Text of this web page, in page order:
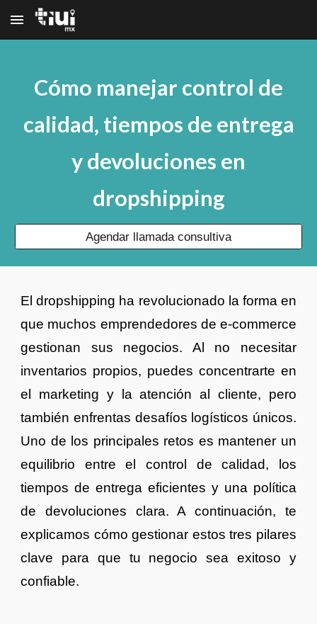
Skip to main content
Cómo manejar control de
calidad, tiempos de entrega
y devoluciones en
dropshipping
Agendar llamada consultiva
El dropshipping ha revolucionado la forma en
que muchos emprendedores de e-commerce
gestionan sus negocios. Al no necesitar
inventarios propios, puedes concentrarte en
el marketing y la atención al cliente, pero
también enfrentas desafíos logísticos únicos.
Uno de los principales retos es mantener un
equilibrio entre el control de calidad, los
tiempos de entrega eficientes y una política
de devoluciones clara. A continuación, te
explicamos cómo gestionar estos tres pilares
clave para que tu negocio sea exitoso y
confiable.